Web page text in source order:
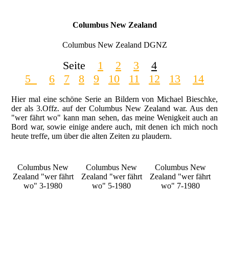
Columbus New Zealand
Columbus New Zealand DGNZ
Seite 1 2 3
4
5
6 7 8 9 10 11 12 13 14
Hier mal eine schöne Serie an Bildern von Michael Bieschke,
der als 3.Offz. auf der Columbus New Zealand war. Aus den
"wer fährt wo" kann man sehen, das meine Wenigkeit auch an
Bord war, sowie einige andere auch, mit denen ich mich noch
heute treffe, um über die alten Zeiten zu plaudern.
Columbus New
Zealand "wer fährt
wo" 3-1980
Columbus New
Zealand "wer fährt
wo" 5-1980
Columbus New
Zealand "wer fährt
wo" 7-1980